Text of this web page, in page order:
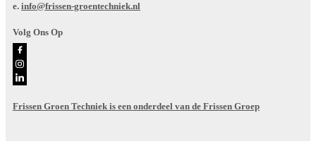
e. info@frissen-groentechniek.nl
Volg Ons Op
Frissen Groen Techniek is een onderdeel van de Frissen Groep